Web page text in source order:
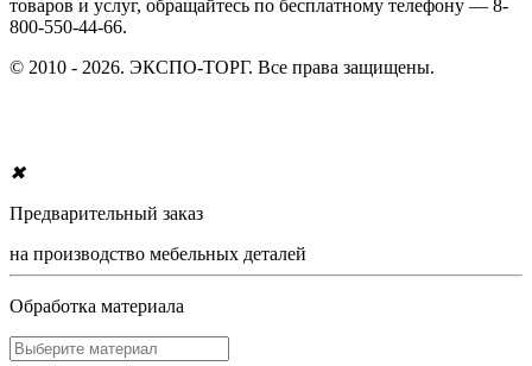
товаров и услуг, обращайтесь по бесплатному телефону — 8-
800-550-44-66.
© 2010 - 2026. ЭКСПО-ТОРГ. Все права защищены.
✖
Предварительный заказ
на производство мебельных деталей
Обработка материала